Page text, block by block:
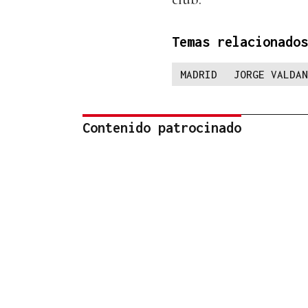
Temas relacionados
MADRID JORGE
Contenido patrocinado